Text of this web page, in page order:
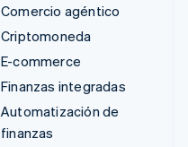
Comercio agéntico
Criptomoneda
E-commerce
Finanzas integradas
Automatización de
finanzas